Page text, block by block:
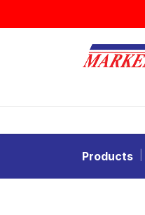
Products